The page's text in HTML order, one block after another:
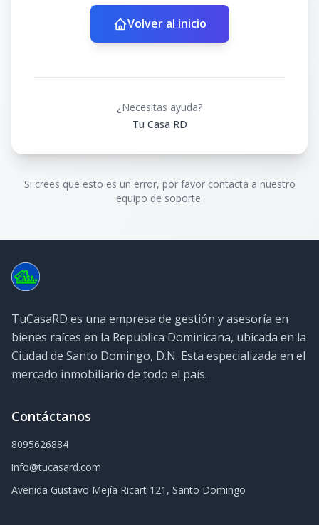
Volver al inicio
¿Necesitas ayuda?
Tu Casa RD
Si crees que esto es un error, por favor contacta a nuestro
equipo de soporte.
TuCasaRD es una empresa de gestión y asesoría en
bienes raíces en la Republica Dominicana, ubicada en la
Ciudad de Santo Domingo, D.N. Esta especializada en el
mercado inmobiliario de todo el país.
Contáctanos
8095626884
info@tucasard.com
Avenida Gustavo Mejía Ricart 121, Santo Domingo